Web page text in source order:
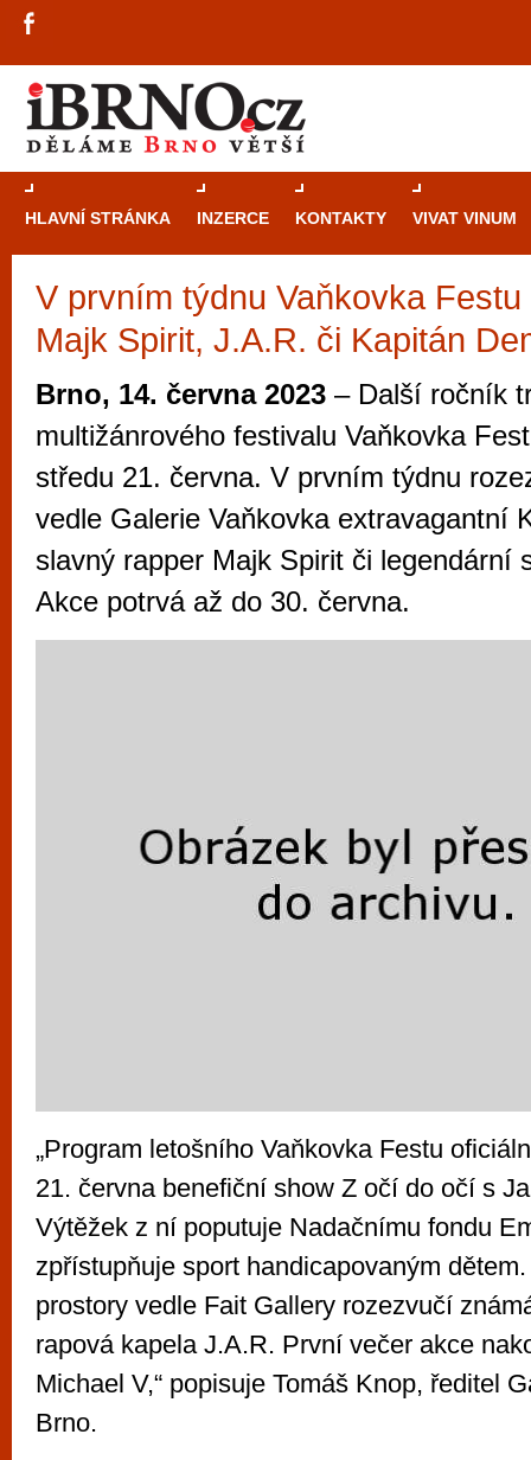
HLAVNÍ STRÁNKA INZERCE KONTAKTY VIVAT VINUM
V prvním týdnu Vaňkovka
Majk Spirit, J.A.R. či Kapitán
Brno, 14. června 2023 – Další ročník
multižánrového festivalu Vaňkovka
středu 21. června. V prvním týdnu
vedle Galerie Vaňkovka extravagantní
slavný rapper Majk Spirit či legendární
Akce potrvá až do 30. června.
„Program letošního Vaňkovka Festu
21. června benefiční show Z očí do očí s
Výtěžek z ní poputuje Nadačnímu fondu
zpřístupňuje sport handicapovaným
prostory vedle Fait Gallery rozezvučí
rapová kapela J.A.R. První večer akce
Michael V,“ popisuje Tomáš Knop, ředitel
Brno.
Průvodce
Brně: Od
Brno je
zajímavé
restaurace,
Mimo jiné je ale také místem, kde si
vyzkoušet různé kasinové hry. V
metropoli naleznete širokou nabídku her
po moderní automaty jak pro pravidelné
příležitostné hráče. V...